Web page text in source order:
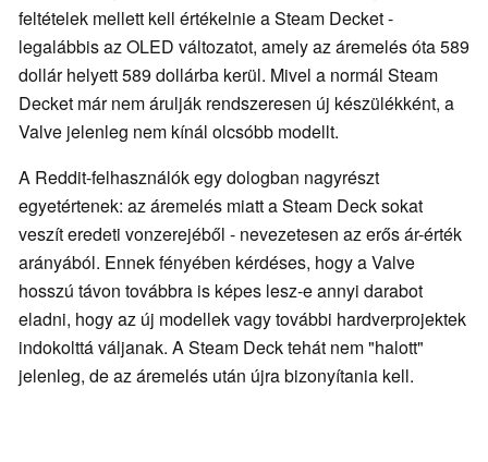
feltételek mellett kell értékelnie a Steam Decket -
legalábbis az OLED változatot, amely az áremelés óta 589
dollár helyett 589 dollárba kerül. Mivel a normál Steam
Decket már nem árulják rendszeresen új készülékként, a
Valve jelenleg nem kínál olcsóbb modellt.
A Reddit-felhasználók egy dologban nagyrészt
egyetértenek: az áremelés miatt a Steam Deck sokat
veszít eredeti vonzerejéből - nevezetesen az erős ár-érték
arányából. Ennek fényében kérdéses, hogy a Valve
hosszú távon továbbra is képes lesz-e annyi darabot
eladni, hogy az új modellek vagy további hardverprojektek
indokolttá váljanak. A Steam Deck tehát nem "halott"
jelenleg, de az áremelés után újra bizonyítania kell.